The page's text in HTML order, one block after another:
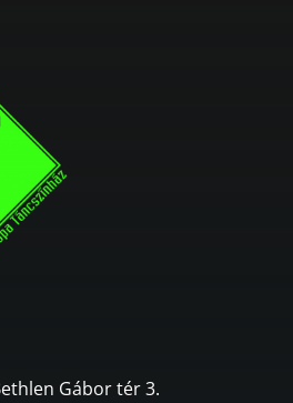
Gábor tér 3.